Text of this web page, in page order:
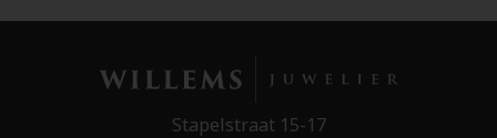
Stapelstraat 15-17